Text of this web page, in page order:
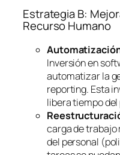
Estrategia B:
Recurso Humano
Inversión en
automatizar la
reporting. Esta
libera tiempo
carga de trabajo
del personal